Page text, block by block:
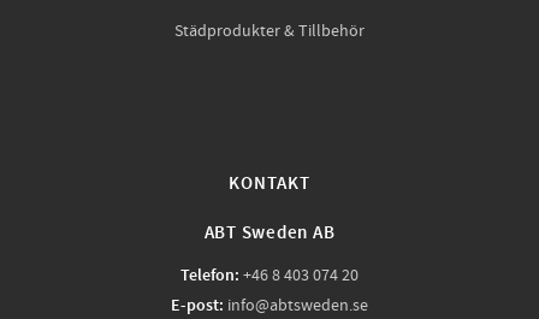
Städprodukter & Tillbehör
KONTAKT
ABT Sweden AB
Telefon: +46 8 403 074 20
E-post: info@abtsweden.se